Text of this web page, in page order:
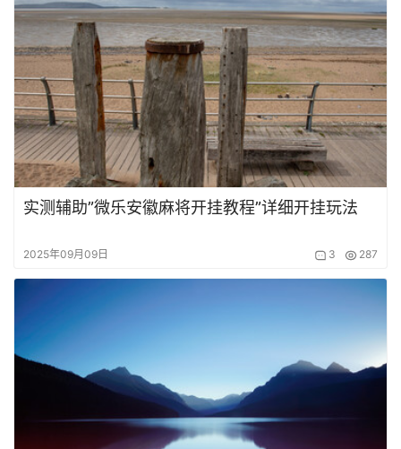
实测辅助”微乐安徽麻将开挂教程”详细开挂玩法
2025年09月09日 3 287